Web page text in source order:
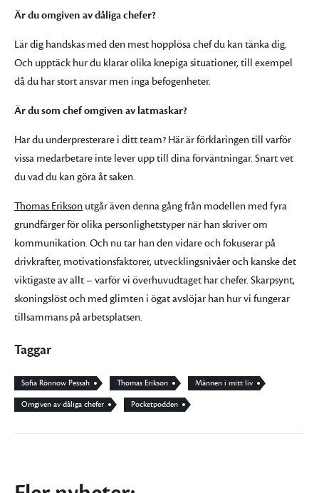
Är du omgiven av dåliga chefer?
Lär dig handskas med den mest hopplösa chef du kan tänka dig.
Och upptäck hur du klarar olika knepiga situationer, till exempel
då du har stort ansvar men inga befogenheter.
Är du som chef omgiven av latmaskar?
Har du underpresterare i ditt team? Här är förklaringen till varför
vissa medarbetare inte lever upp till dina förväntningar. Snart vet
du vad du kan göra åt saken.
Thomas Erikson utgår även denna gång från modellen med fyra
grundfärger för olika personlighetstyper när han skriver om
kommunikation. Och nu tar han den vidare och fokuserar på
drivkrafter, motivationsfaktorer, utvecklingsnivåer och kanske det
viktigaste av allt – varför vi överhuvudtaget har chefer. Skarpsynt,
skoningslöst och med glimten i ögat avslöjar han hur vi fungerar
tillsammans på arbetsplatsen.
Taggar
Sofia Rönnow Pessah Thomas Erikson
Männen i mitt liv
Omgiven av dåliga chefer
Pocketpodden